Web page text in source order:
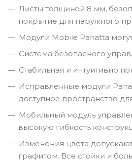
Листы толщиной 8 мм,
покрытие для наружного
Модули Mobile Panatta
Система безопасного
Стабильная и интуитивно
Исправленные модули
доступное пространство
Мобильный модуль
высокую гибкость
Изменения цвета
графитом. Все стойки и